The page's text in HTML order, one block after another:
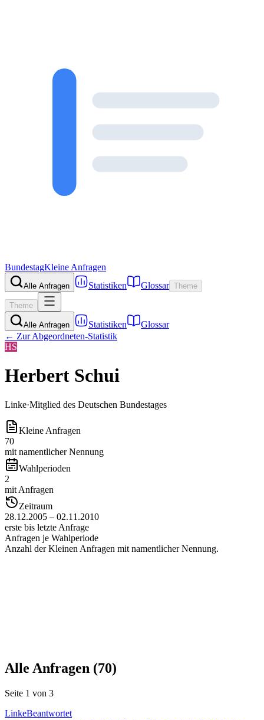
BundestagKleine Anfragen
Alle Anfragen Statistiken Glossar Theme
Theme
Alle Anfragen Statistiken
Glossar
← Zur Abgeordneten-Statistik
HS
Herbert Schui
Linke·Mitglied des Deutschen Bundestages
Kleine Anfragen
70
mit namentlicher Nennung
Wahlperioden
2
mit Anfragen
Zeitraum
28.12.2005 – 02.11.2010
erste bis letzte Anfrage
Anfragen je Wahlperiode
Anzahl der Kleinen Anfragen mit namentlicher Nennung.
Alle Anfragen (70)
Seite 1 von 3
LinkeBeantwortet